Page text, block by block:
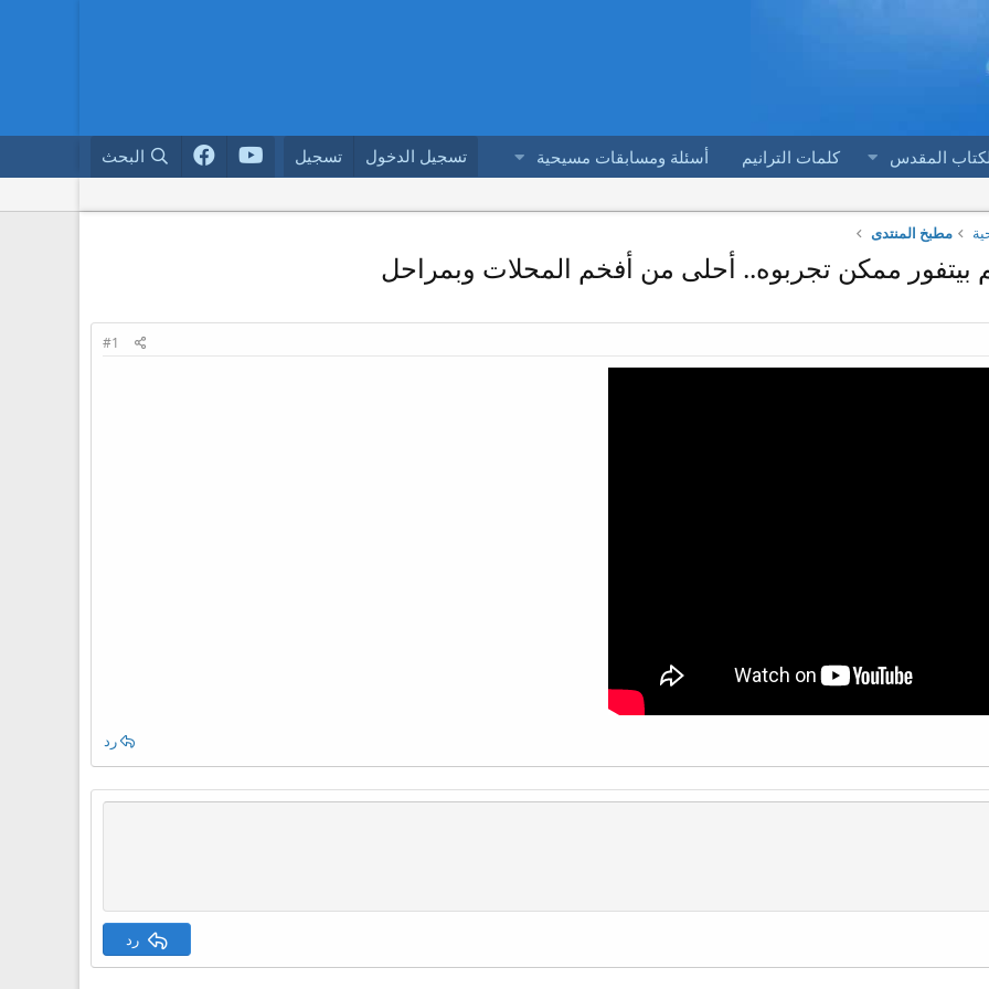
المقدس كلمات الترانيم أسئلة ومسابقات مسيحية تسجيل الدخول تسجيل البحث
مطبخ المنتدى
ممكن تجربوه.. أحلى من أفخم المحلات وبمراحل
#1
رد
رد